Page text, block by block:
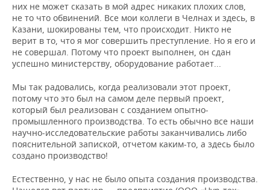
них не может сказать в мой адрес никаких плохих слов,
не то что обвинений. Все мои коллеги в Челнах и здесь, в
Казани, шокированы тем, что происходит. Никто не
верит в то, что я мог совершить преступление. Но я его и
не совершал. Потому что проект выполнен, он сдан
успешно министерству, оборудование работает...
Мы так радовались, когда реализовали этот проект,
потому что это был на самом деле первый проект,
который был реализован с созданием опытно-
промышленного производства. То есть обычно все наши
научно-исследовательские работы заканчивались либо
пояснительной запиской, отчетом каким-то, а здесь было
создано производство!
Естественно, у нас не было опыта создания производства.